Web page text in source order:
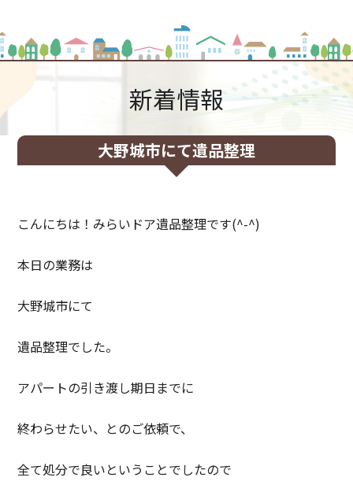
新着情報
大野城市にて遺品整理
こんにちは！みらいドア遺品整理です(^-^)
本日の業務は
大野城市にて
遺品整理でした。
アパートの引き渡し期日までに
終わらせたい、とのご依頼で、
全て処分で良いということでしたので